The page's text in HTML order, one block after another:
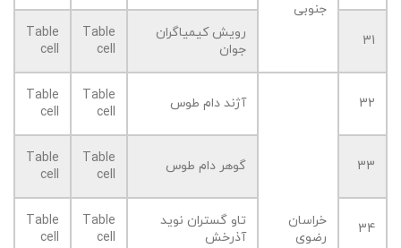
جنوبی
31
رویش کیمیاگران
جوان
Table
cell
Table
cell
32
خراسان
رضوی
آژند دام طوس
Table
cell
Table
cell
33 گوهر دام طوس
Table
cell
Table
cell
34
تاو گستران نوید
آذرخش
Table
cell
Table
cell